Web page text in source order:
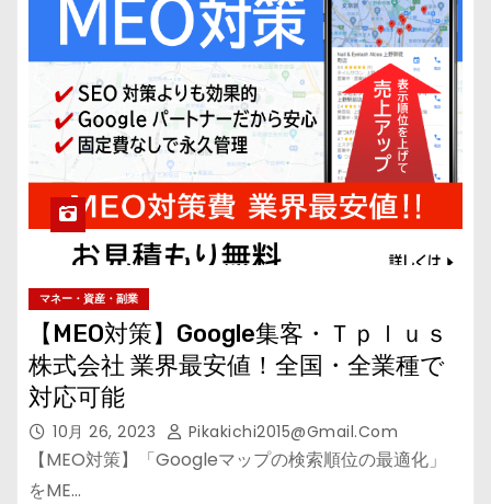
マネー・資産・副業
【MEO対策】Google集客・Ｔｐｌｕｓ
株式会社 業界最安値！全国・全業種で
対応可能
10月 26, 2023 Pikakichi2015@gmail.com
【MEO対策】「Googleマップの検索順位の最適化」
をME…